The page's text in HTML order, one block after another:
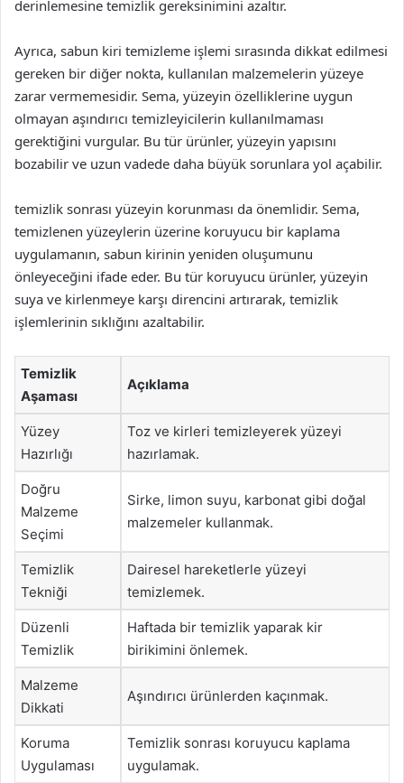
derinlemesine temizlik gereksinimini azaltır.
Ayrıca, sabun kiri temizleme işlemi sırasında dikkat edilmesi
gereken bir diğer nokta, kullanılan malzemelerin yüzeye
zarar vermemesidir. Sema, yüzeyin özelliklerine uygun
olmayan aşındırıcı temizleyicilerin kullanılmaması
gerektiğini vurgular. Bu tür ürünler, yüzeyin yapısını
bozabilir ve uzun vadede daha büyük sorunlara yol açabilir.
temizlik sonrası yüzeyin korunması da önemlidir. Sema,
temizlenen yüzeylerin üzerine koruyucu bir kaplama
uygulamanın, sabun kirinin yeniden oluşumunu
önleyeceğini ifade eder. Bu tür koruyucu ürünler, yüzeyin
suya ve kirlenmeye karşı direncini artırarak, temizlik
işlemlerinin sıklığını azaltabilir.
Temizlik
Aşaması
Açıklama
Yüzey
Hazırlığı
Toz ve kirleri temizleyerek yüzeyi
hazırlamak.
Doğru
Malzeme
Seçimi
Sirke, limon suyu, karbonat gibi doğal
malzemeler kullanmak.
Temizlik
Tekniği
Dairesel hareketlerle yüzeyi
temizlemek.
Düzenli
Temizlik
Haftada bir temizlik yaparak kir
birikimini önlemek.
Malzeme
Dikkati
Aşındırıcı ürünlerden kaçınmak.
Koruma
Uygulaması
Temizlik sonrası koruyucu kaplama
uygulamak.